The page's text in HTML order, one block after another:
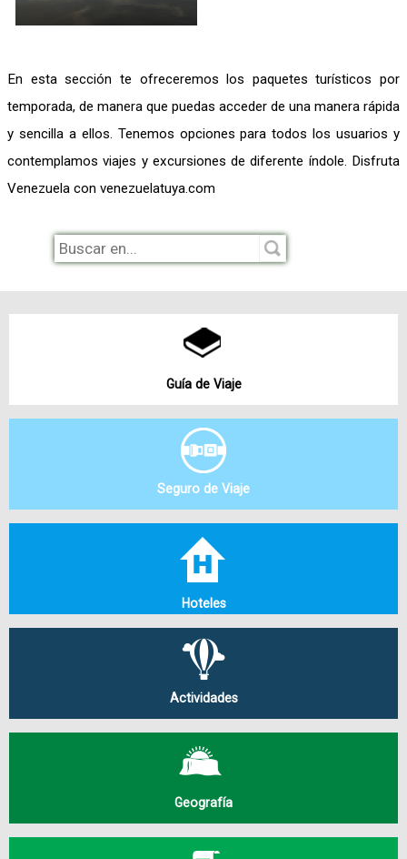
En esta sección te ofreceremos los paquetes turísticos por
temporada, de manera que puedas acceder de una manera rápida
y sencilla a ellos. Tenemos opciones para todos los usuarios y
contemplamos viajes y excursiones de diferente índole. Disfruta
Venezuela con venezuelatuya.com
Guía de Viaje
Seguro de Viaje
Hoteles
Actividades
Geografía